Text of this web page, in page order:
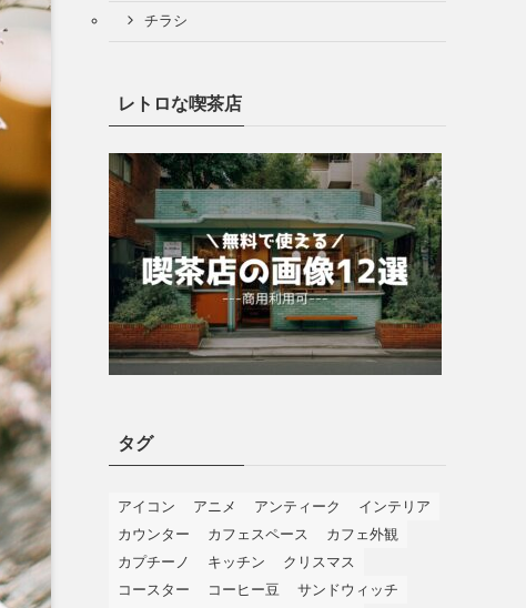
チラシ
レトロな喫茶店
タグ
アイコン アニメ アンティーク
インテリア
カウンター
カフェスペース
カフェ外観
カプチーノ
キッチン
クリスマス
コースター
コーヒー豆
サンドウィッチ